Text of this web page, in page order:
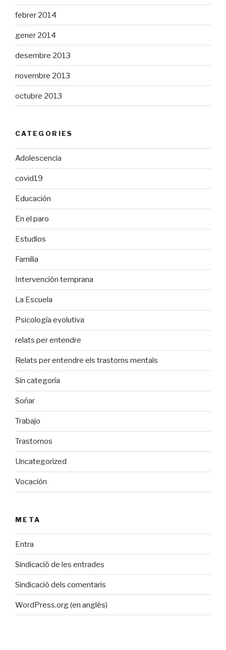
febrer 2014
gener 2014
desembre 2013
novembre 2013
octubre 2013
CATEGORIES
Adolescencia
covid19
Educación
En el paro
Estudios
Familia
Intervención temprana
La Escuela
Psicología evolutiva
relats per entendre
Relats per entendre els trastorns mentals
Sin categoría
Soñar
Trabajo
Trastornos
Uncategorized
Vocación
META
Entra
Sindicació de les entrades
Sindicació dels comentaris
WordPress.org (en anglès)